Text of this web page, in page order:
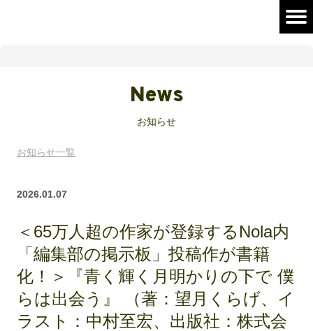
News
お知らせ
お知らせ一覧
2026.01.07
＜65万人超の作家が登録するNola内
「編集部の掲示板」投稿作が書籍
化！＞『青く輝く月明かりの下で 僕
らは出会う』 （著：望月くらげ、イ
ラスト：中村至宏、出版社：株式会